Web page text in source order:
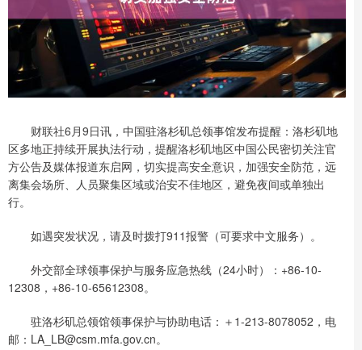
财联社6月9日讯，中国驻洛杉矶总领事馆发布提醒：洛杉矶地
区多地正持续开展执法行动，提醒洛杉矶地区中国公民密切关注官
方公告及媒体报道东启网，切实提高安全意识，加强安全防范，远
离集会场所、人员聚集区域或治安不佳地区，避免夜间或单独出
行。
如遇突发状况，请及时拨打911报警（可要求中文服务）。
外交部全球领事保护与服务应急热线（24小时）：+86-10-
12308，+86-10-65612308。
驻洛杉矶总领馆领事保护与协助电话：＋1-213-8078052，电
邮：LA_LB@csm.mfa.gov.cn。